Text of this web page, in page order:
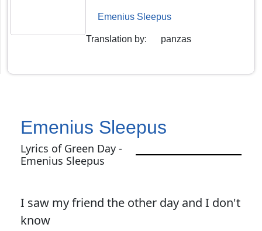
Emenius Sleepus
Translation by: panzas
Emenius Sleepus
Lyrics of Green Day -
Emenius Sleepus
I saw my friend the other day and I don't
know